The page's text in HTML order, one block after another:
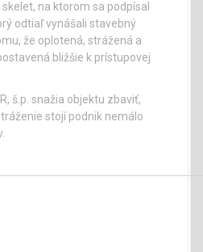
na ktorom sa podpísal
odtiaľ vynášali stavebný
že oplotená, strážená a
bližšie k prístupovej
š.p. snažia objektu zbaviť,
stojí podnik nemálo